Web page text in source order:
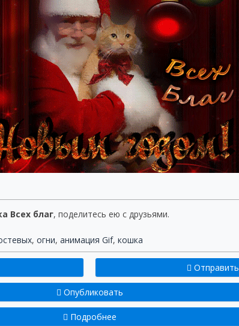
Всех благ, поделитесь ею с друзьями.
, огни, анимация Gif, кошка
Отправить
Опубликовать
Подробнее